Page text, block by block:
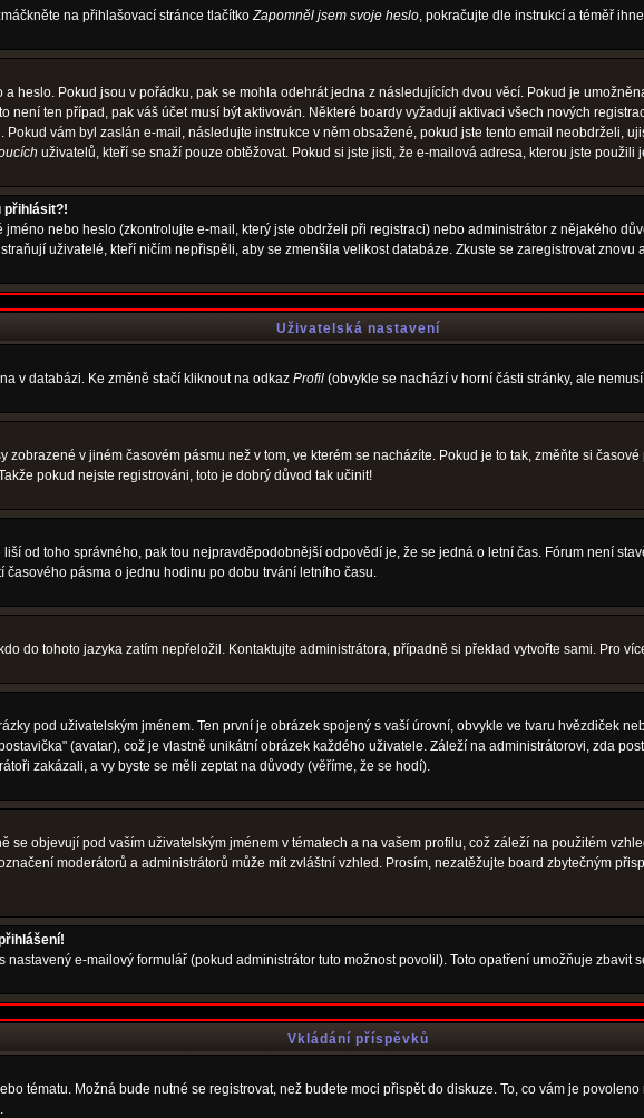
na přihlašovací stránce tlačítkoZapomněl jsem svoje heslo, pokračujte dle instrukcí a téměř
heslo. Pokud jsou v pořádku, pak se mohla odehrát jedna z následujících dvou věcí. Pokud je
není ten případ, pak váš účet musí být aktivován. Některé boardy vyžadují aktivaci všech nových
vám byl zaslán e-mail, následujte instrukce v něm obsažené, pokud jste tento email neobdrželi,
uživatelů, kteří se snaží pouze obtěžovat. Pokud si jste jisti, že e-mailová adresa, kterou jste
přihlásit?!
nebo heslo (zkontrolujte e-mail, který jste obdrželi při registraci) nebo administrátor z nějakého
uživatelé, kteří ničím nepřispěli, aby se zmenšila velikost databáze. Zkuste se zaregistrovat znovu
Uživatelská nastavení
v databázi. Ke změně stačí kliknout na odkaz Profil (obvykle se nachází v horní části stránky, ale
zobrazené v jiném časovém pásmu než v tom, ve kterém se nacházíte. Pokud je to tak, změňte si
pokud nejste registrováni, toto je dobrý důvod tak učinit!
od toho správného, pak tou nejpravděpodobnější odpovědí je, že se jedná o letní čas. Fórum není
pásma o jednu hodinu po dobu trvání letního času.
do tohoto jazyka zatím nepřeložil. Kontaktujte administrátora, případně si překlad vytvořte sami. Pro
pod uživatelským jménem. Ten první je obrázek spojený s vaší úrovní, obvykle ve tvaru hvězdiček
(avatar), což je vlastně unikátní obrázek každého uživatele. Záleží na administrátorovi, zda
zakázali, a vy byste se měli zeptat na důvody (věříme, že se hodí).
se objevují pod vaším uživatelským jménem v tématech a na vašem profilu, což záleží na použitém
moderátorů a administrátorů může mít zvláštní vzhled. Prosím, nezatěžujte board zbytečným
e-mailový formulář (pokud administrátor tuto možnost povolil). Toto opatření umožňuje
Vkládání příspěvků
tématu. Možná bude nutné se registrovat, než budete moci přispět do diskuze. To, co vám je